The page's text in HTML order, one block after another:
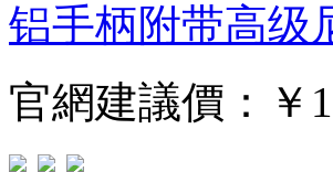
铝手柄附带高级
官網建議價：
￥